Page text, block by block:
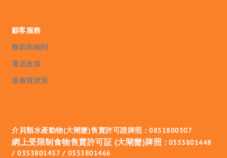
顧客服務
條款與細則
運送政策
退換貨政策
介貝類水產動物(大閘蟹)售賣許可證牌照 : 0851800507
網上受限制食物售賣許可証 (大閘蟹)牌照 : 0353801448
/ 0353801457 / 0353801466